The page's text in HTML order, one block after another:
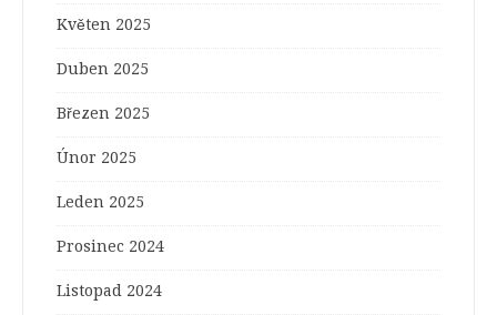
Květen 2025
Duben 2025
Březen 2025
Únor 2025
Leden 2025
Prosinec 2024
Listopad 2024